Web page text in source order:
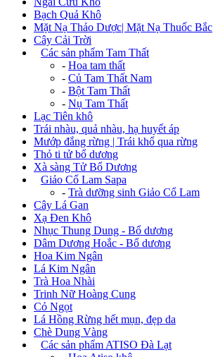
Bạch Quả Khô
Mặt Nạ Thảo Dược| Mặt Nạ Thuốc Bắc
Cây Cải Trời
Các sản phẩm Tam Thất
- Hoa tam thất
- Củ Tam Thất Nam
- Bột Tam Thất
- Nụ Tam Thất
Lạc Tiên khô
Trái nhàu, quả nhàu, hạ huyết áp
Mướp đắng rừng | Trái khổ qua rừng
Thỏ ti tử bổ dương
Xà sàng Tử Bổ Dương
Giảo Cổ Lam Sapa
- Trà dưỡng sinh Giảo Cổ Lam
Cây Lá Gan
Xạ Đen Khô
Nhục Thung Dung - Bổ dương
Dâm Dương Hoắc - Bổ dương
Hoa Kim Ngân
Lá Kim Ngân
Trà Hoa Nhài
Trinh Nữ Hoàng Cung
Cỏ Ngọt
Lá Hồng Rừng hết mụn, đẹp da
Chè Dung Vàng
Các sản phẩm ATISO Đà Lạt